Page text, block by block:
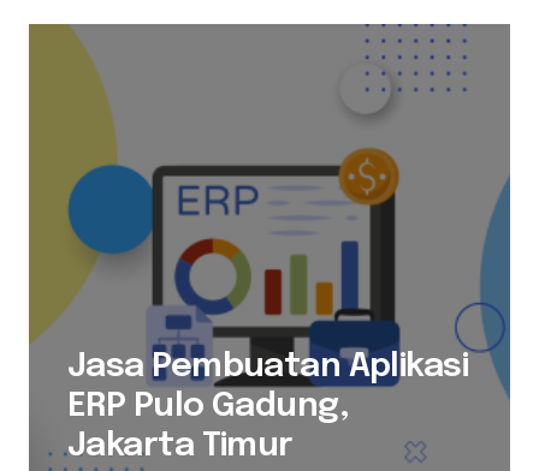
Jasa Pembuatan Aplikasi
ERP Pulo Gadung,
Jakarta Timur